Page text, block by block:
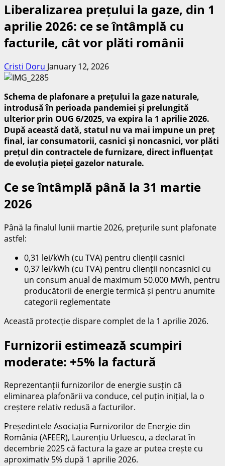
Liberalizarea prețului la gaze, din 1
aprilie 2026: ce se întâmplă cu
facturile, cât vor plăti românii
Cristi Doru January 12, 2026
Schema de plafonare a prețului la gaze naturale,
introdusă în perioada pandemiei și prelungită
ulterior prin OUG 6/2025, va expira la 1 aprilie 2026.
După această dată, statul nu va mai impune un preț
final, iar consumatorii, casnici și noncasnici, vor plăti
prețul din contractele de furnizare, direct influențat
de evoluția pieței gazelor naturale.
Ce se întâmplă până la 31 martie
2026
Până la finalul lunii martie 2026, prețurile sunt plafonate
astfel:
0,31 lei/kWh (cu TVA) pentru clienții casnici
0,37 lei/kWh (cu TVA) pentru clienții noncasnici cu
un consum anual de maximum 50.000 MWh, pentru
producătorii de energie termică și pentru anumite
categorii reglementate
Această protecție dispare complet de la 1 aprilie 2026.
Furnizorii estimează scumpiri
moderate: +5% la factură
Reprezentanții furnizorilor de energie susțin că
eliminarea plafonării va conduce, cel puțin inițial, la o
creștere relativ redusă a facturilor.
Președintele Asociația Furnizorilor de Energie din
România (AFEER), Laurențiu Urluescu, a declarat în
decembrie 2025 că factura la gaze ar putea crește cu
aproximativ 5% după 1 aprilie 2026.